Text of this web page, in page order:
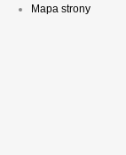
Mapa strony